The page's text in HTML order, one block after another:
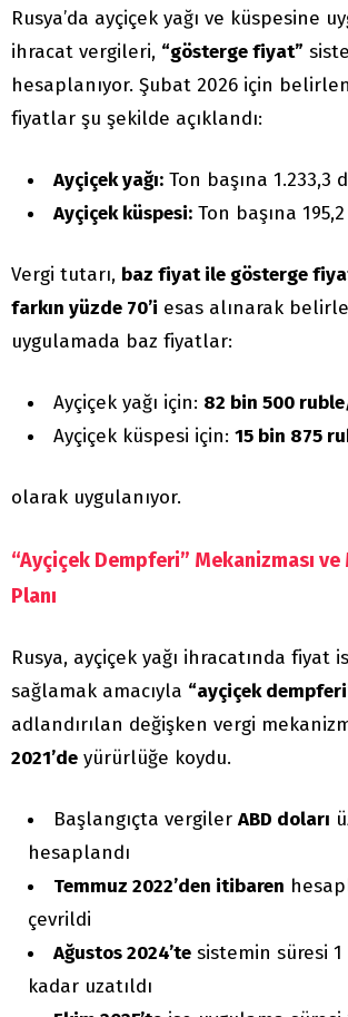
Rusya’da ayçiçek yağı ve küspesine
ihracat vergileri, “gösterge fiyat”
hesaplanıyor. Şubat 2026 için
fiyatlar şu şekilde açıklandı:
Ayçiçek yağı: Ton başına 1.233,3
Ayçiçek küspesi: Ton başına
Vergi tutarı, baz fiyat ile gösterge
farkın yüzde 70’i esas alınarak
uygulamada baz fiyatlar:
Ayçiçek yağı için: 82 bin 500
Ayçiçek küspesi için: 15 bin 875
olarak uygulanıyor.
“Ayçiçek Dempferi” Mekanizması
Planı
Rusya, ayçiçek yağı ihracatında fiyat
sağlamak amacıyla “ayçiçek
adlandırılan değişken vergi
2021’de yürürlüğe koydu.
Başlangıçta vergiler ABD doları
hesaplandı
Temmuz 2022’den itibaren
çevrildi
Ağustos 2024’te sistemin süresi 1
kadar uzatıldı